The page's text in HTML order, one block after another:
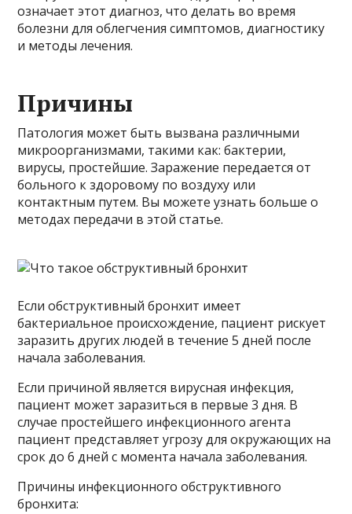
означает этот диагноз, что делать во время
болезни для облегчения симптомов, диагностику
и методы лечения.
Причины
Патология может быть вызвана различными
микроорганизмами, такими как: бактерии,
вирусы, простейшие. Заражение передается от
больного к здоровому по воздуху или
контактным путем. Вы можете узнать больше о
методах передачи в этой статье.
Если обструктивный бронхит имеет
бактериальное происхождение, пациент рискует
заразить других людей в течение 5 дней после
начала заболевания.
Если причиной является вирусная инфекция,
пациент может заразиться в первые 3 дня. В
случае простейшего инфекционного агента
пациент представляет угрозу для окружающих на
срок до 6 дней с момента начала заболевания.
Причины инфекционного обструктивного
бронхита: